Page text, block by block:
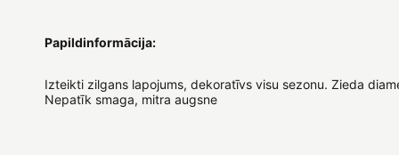
Papildinformācija:
Izteikti zilgans lapojums, dekoratīvs visu sezonu. Zieda
Nepatīk smaga, mitra augsne